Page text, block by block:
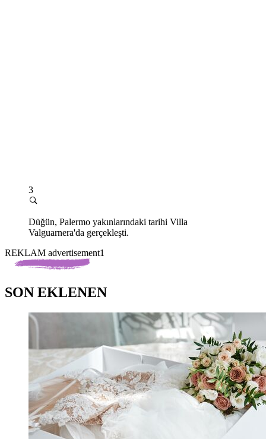
3
Düğün, Palermo yakınlarındaki tarihi Villa
Valguarnera'da gerçekleşti.
REKLAM advertisement1
SON EKLENEN